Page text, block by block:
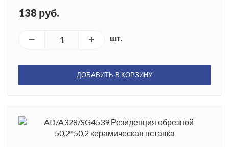
138 руб.
шт.
ДОБАВИТЬ В КОРЗИНУ